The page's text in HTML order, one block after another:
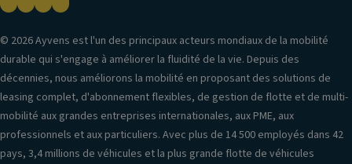
© 2026 Ayvens est l'un des principaux acteurs mondiaux de la mobilité
durable qui s'engage à améliorer la fluidité de la vie. Depuis des
décennies, nous améliorons la mobilité en proposant des solutions de
leasing complet, d'abonnement flexibles, de gestion de flotte et de multi-
mobilité aux grandes entreprises internationales, aux PME, aux
professionnels et aux particuliers. Avec plus de 14 500 employés dans 42
pays, 3,4 millions de véhicules et la plus grande flotte de véhicules